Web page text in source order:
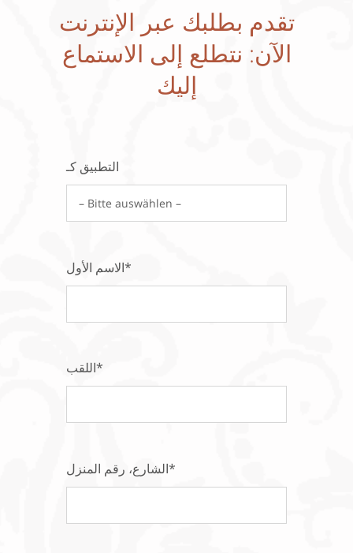
تقدم بطلبك عبر الإنترنت
الآن: نتطلع إلى الاستماع
إليك
التطبيق كـ
الاسم الأول*
اللقب*
الشارع، رقم المنزل*